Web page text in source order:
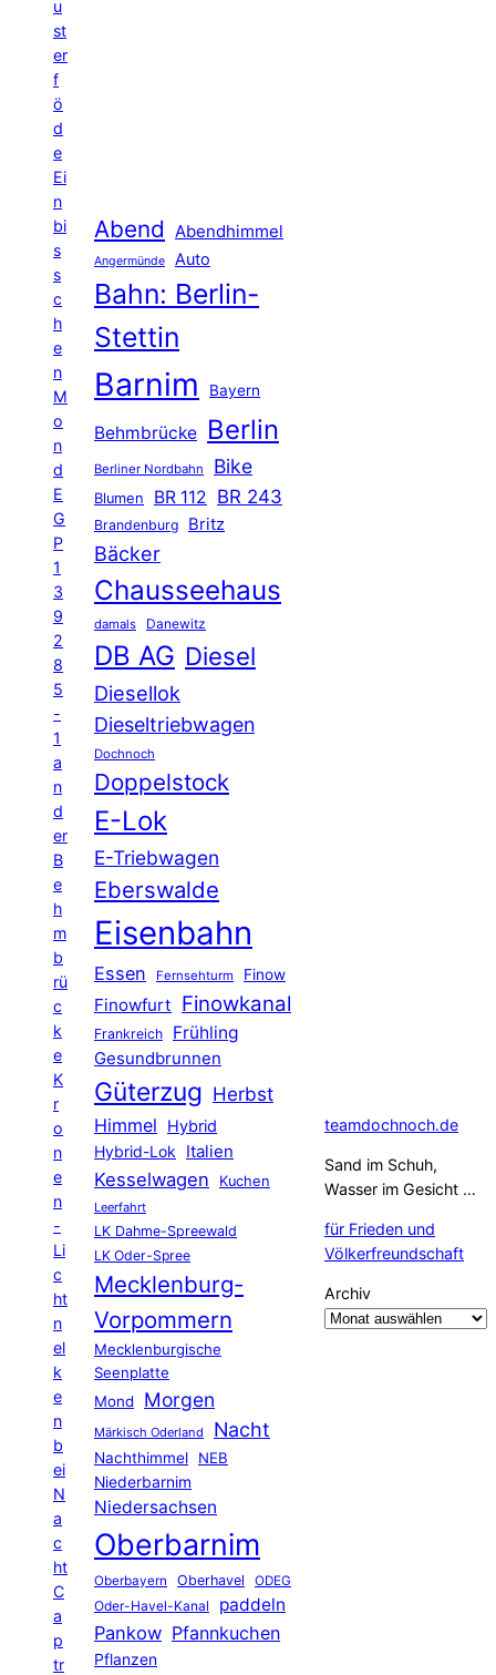
u
st
er
f
ö
d
e
Ei
n
bi
s
s
c
h
e
n
M
o
n
d
E
G
P
1
3
9
2
8
5
-
1
a
n
d
er
B
e
h
m
b
rü
c
k
e
K
r
o
n
e
n
-
Li
c
ht
n
el
k
e
n
b
ei
N
a
c
ht
C
a
p
tr
Abend Abendhimmel
Angermünde Auto
Bahn: Berlin-
Stettin
Barnim Bayern
Behmbrücke Berlin
Berliner Nordbahn Bike
Blumen BR 112 BR 243
Brandenburg Britz
Bäcker
Chausseehaus
damals Danewitz
DB AG Diesel
Diesellok
Dieseltriebwagen
Dochnoch
Doppelstock
E-Lok
E-Triebwagen
Eberswalde
Eisenbahn
Essen Fernsehturm Finow
Finowfurt Finowkanal
Frankreich Frühling
Gesundbrunnen
Güterzug Herbst
Himmel
Hybrid
Hybrid-Lok Italien
Kesselwagen Kuchen
Leerfahrt
LK Dahme-Spreewald
LK Oder-Spree
Mecklenburg-
Vorpommern
Mecklenburgische
Seenplatte
Mond
Morgen
Märkisch Oderland Nacht
Nachthimmel
NEB
Niederbarnim
Niedersachsen
Oberbarnim
Oberbayern Oberhavel ODEG
Oder-Havel-Kanal paddeln
Pankow Pfannkuchen
Pflanzen
teamdochnoch.de
Sand im Schuh,
Wasser im Gesicht …
für Frieden und
Völkerfreundschaft
Archiv